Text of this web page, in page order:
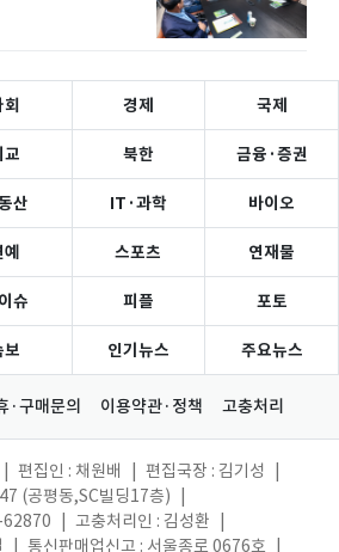
회 경제 국제
교 북한 금융·증권
산 IT·과학 바이오
예 스포츠 연재물
슈 피플 포토
보 인기뉴스 주요뉴스
·구매문의 이용약관·정책 고충처리
편집인 : 채원배 편집국장 : 김기성
(공평동,SC빌딩17층)
62870
고충처리인 : 김성환
통신판매업신고 : 서울종로 0676호